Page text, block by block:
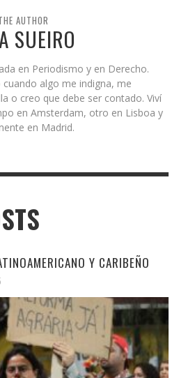
AUTHOR
SUEIRO
en Periodismo y en Derecho.
cuando algo me indigna, me
o creo que debe ser contado. Viví
en Amsterdam, otro en Lisboa y
en Madrid.
Y CARIBEÑO